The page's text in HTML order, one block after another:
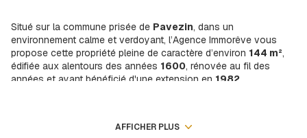
Situé sur la commune prisée de Pavezin, dans un
environnement calme et verdoyant, l’Agence Immorêve vous
propose cette propriété pleine de caractère d’environ 144 m²,
édifiée aux alentours des années 1600, rénovée au fil des
années et ayant bénéficié d'une extension en 1982.
AFFICHER PLUS